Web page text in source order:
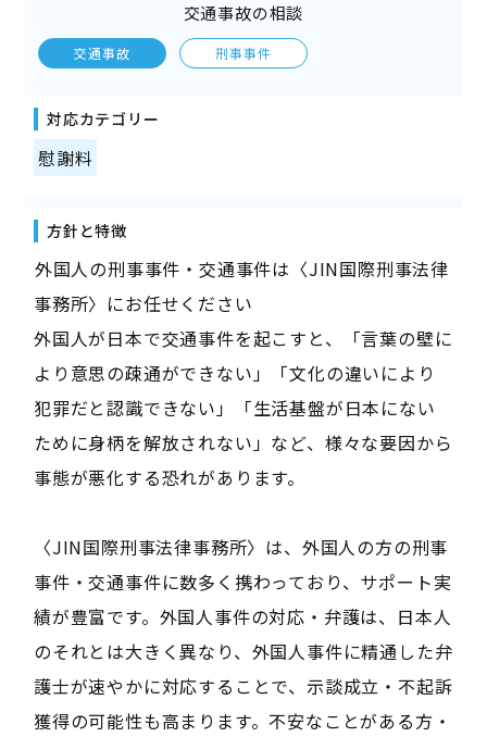
交通事故の相談
交通事故 刑事事件
対応カテゴリー
慰謝料
方針と特徴
――外国人の刑事事件・交通事件は〈JIN国際刑事法律
事務所〉にお任せください――
外国人が日本で交通事件を起こすと、「言葉の壁に
より意思の疎通ができない」「文化の違いにより
犯罪だと認識できない」「生活基盤が日本にない
ために身柄を解放されない」など、様々な要因から
事態が悪化する恐れがあります。
〈JIN国際刑事法律事務所〉は、外国人の方の刑事
事件・交通事件に数多く携わっており、サポート実
績が豊富です。外国人事件の対応・弁護は、日本人
のそれとは大きく異なり、外国人事件に精通した弁
護士が速やかに対応することで、示談成立・不起訴
獲得の可能性も高まります。不安なことがある方・